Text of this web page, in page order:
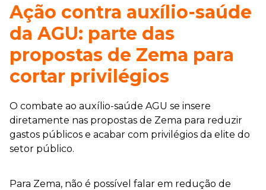
Ação contra auxílio-saúde
da AGU: parte das
propostas de Zema para
cortar privilégios
O combate ao auxílio-saúde AGU se insere
diretamente nas propostas de Zema para reduzir
gastos públicos e acabar com privilégios da elite do
setor público.
Para Zema, não é possível falar em redução de